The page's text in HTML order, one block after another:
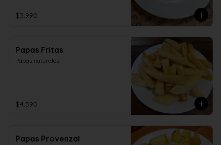
$3.990
Papas Fritas
Papas naturales
$4.590
Papas Provenzal